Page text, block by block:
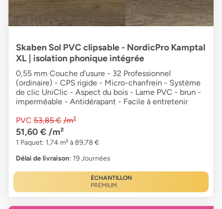
Skaben Sol PVC clipsable - NordicPro Kamptal
XL | isolation phonique intégrée
0,55 mm Couche d'usure - 32 Professionnel
(ordinaire) - CPS rigide - Micro-chanfrein - Système
de clic UniClic - Aspect du bois - Lame PVC - brun -
imperméable - Antidérapant - Facile à entretenir
PVC 53,85 € /m²
51,60 € /m²
1 Paquet: 1,74 m² à 89,78 €
Délai de livraison: 19 Journées
ÉCHANTILLON
PREMIUM